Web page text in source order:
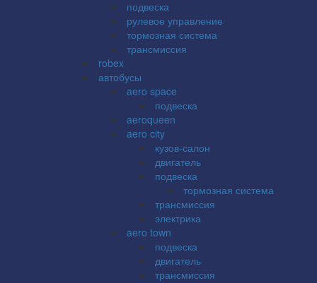
подвеска
рулевое управление
тормозная система
трансмиссия
robex
автобусы
aero space
подвеска
aeroqueen
aero city
кузов-салон
двигатель
подвеска
тормозная система
трансмиссия
электрика
aero town
подвеска
двигатель
трансмиссия